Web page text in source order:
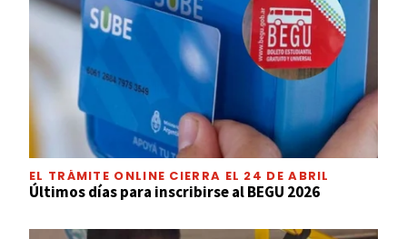
EL TRÁMITE ONLINE CIERRA EL 24 DE ABRIL
Últimos días para inscribirse al BEGU 2026